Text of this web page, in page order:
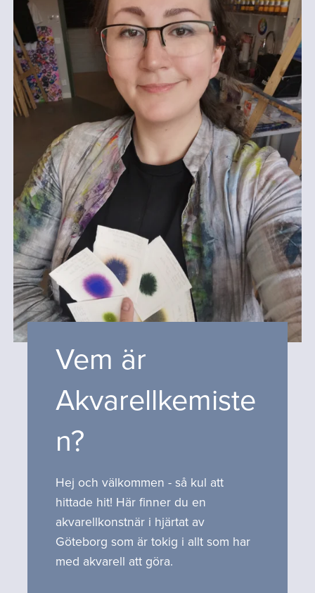
Vem är
Akvarellkemiste
n?
Hej och välkommen - så kul att
hittade hit! Här finner du en
akvarellkonstnär i hjärtat av
Göteborg som är tokig i allt som har
med akvarell att göra.